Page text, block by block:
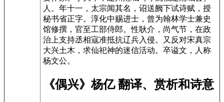
人。年十一，太宗闻其名，诏送阙下试诗赋，授
秘书省正字。淳化中赐进士，曾为翰林学士兼史
馆修撰，官至工部侍郎。性耿介，尚气节，在政
治上支持丞相寇准抵抗辽兵入侵。又反对宋真宗
大兴土木，求仙祀神的迷信活动。卒谥文，人称
杨文公。
《偶兴》杨亿 翻译、赏析和诗意